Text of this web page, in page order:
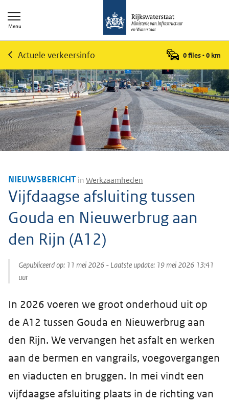
Menu
Actuele verkeersinfo 0 files•0 km
NIEUWSBERICHT in Werkzaamheden
Vijfdaagse afsluiting tussen
Gouda en Nieuwerbrug aan
den Rijn (A12)
Gepubliceerd op: 11 mei 2026 - Laatste update: 19 mei 2026 13:41
uur
In 2026 voeren we groot onderhoud uit op
de A12 tussen Gouda en Nieuwerbrug aan
den Rijn. We vervangen het asfalt en werken
aan de bermen en vangrails, voegovergangen
en viaducten en bruggen. In mei vindt een
vijfdaagse afsluiting plaats in de richting van